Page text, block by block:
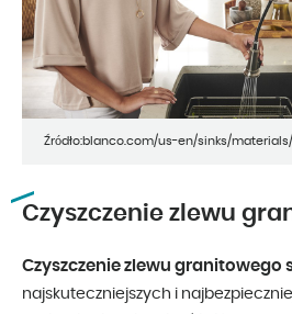
Źródło:blanco.com/us-en/sinks/
Czyszczenie zlewu
Czyszczenie zlewu granitowego
najskuteczniejszych i